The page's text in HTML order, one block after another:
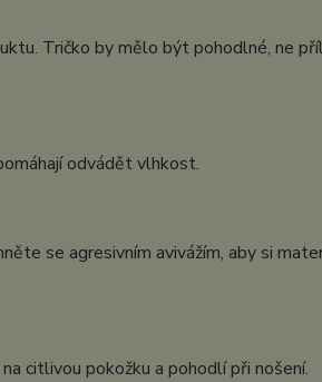
Tričko by mělo být pohodlné, ne
odvádět vlhkost.
se agresivním avivážím, aby si
citlivou pokožku a pohodlí při nošení.